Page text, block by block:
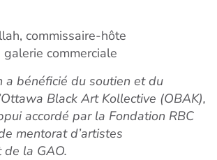
commissaire-hôte
commerciale
a bénéficié du soutien et du
Black Art Kollective (OBAK),
accordé par la Fondation RBC
mentorat d’artistes
de la GAO.